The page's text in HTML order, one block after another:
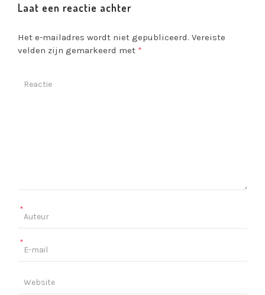
Laat een reactie achter
Het e-mailadres wordt niet gepubliceerd. Vereiste
velden zijn gemarkeerd met *
*
*